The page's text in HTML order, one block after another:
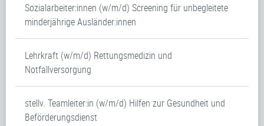
Sozialarbeiter:innen (w/m/d) Screening für unbegleitete
minderjährige Ausländer:innen
Lehrkraft (w/m/d) Rettungsmedizin und
Notfallversorgung
stellv. Teamleiter:in (w/m/d) Hilfen zur Gesundheit und
Beförderungsdienst